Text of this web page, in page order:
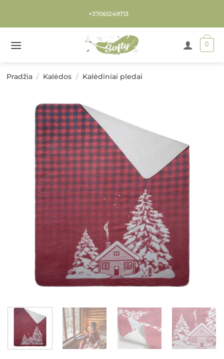
content
+37061249713
0
Pradžia / Kalėdos / Kalėdiniai pledai